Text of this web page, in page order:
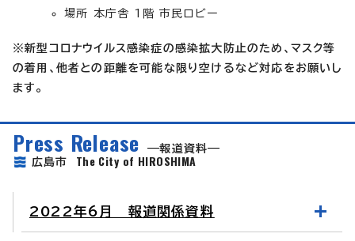
場所 本庁舎 1階 市民ロビー
※新型コロナウイルス感染症の感染拡大防止のため、マスク等
の着用、他者との距離を可能な限り空けるなど対応をお願いし
ます。
Press Release
報道資料
広島市 The City of HIROSHIMA
2022年6月 報道関係資料